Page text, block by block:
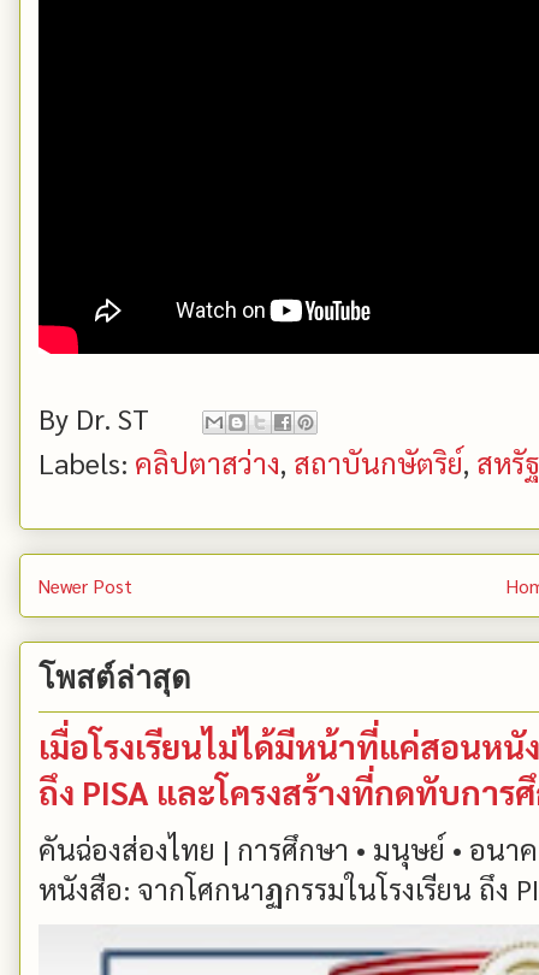
By Dr. ST
Labels: คลิปตาสว่าง, สถาบันกษัตริย์, สหรั
Newer Post
โพสต์ล่าสุด
เมื่อโรงเรียนไม่ได้มีหน้าที่แค่สอนหนั
ถึง PISA และโครงสร้างที่กดทับการ
คันฉ่องส่องไทย | การศึกษา • มนุษย์ • อนา
หนังสือ: จากโศกนาฏกรรมในโรงเรียน ถึง